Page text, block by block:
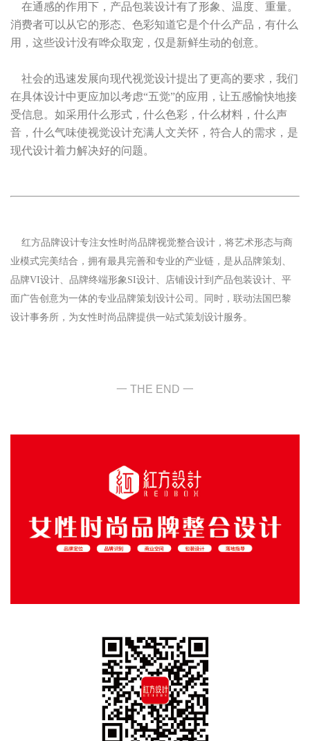
在通感的作用下，产品包装设计有了形象、温度、重量。
消费者可以从它的形态、色彩知道它是个什么产品，有什么
用，这些设计没有哗众取宠，仅是新鲜生动的创意。
社会的迅速发展向现代视觉设计提出了更高的要求，我们
在具体设计中更应加以考虑“五觉”的应用，让五感愉快地接
受信息。如采用什么形式，什么色彩，什么材料，什么声
音，什么气味使视觉设计充满人文关怀，符合人的需求，是
现代设计着力解决好的问题。
红方品牌设计专注女性时尚品牌视觉整合设计，将艺术形态与商
业模式完美结合，拥有最具完善和专业的产业链，是从品牌策划、
品牌VI设计、品牌终端形象SI设计、店铺设计到产品包装设计、平
面广告创意为一体的专业品牌策划设计公司。同时，联动法国巴黎
设计事务所，为女性时尚品牌提供一站式策划设计服务。
一 THE END 一